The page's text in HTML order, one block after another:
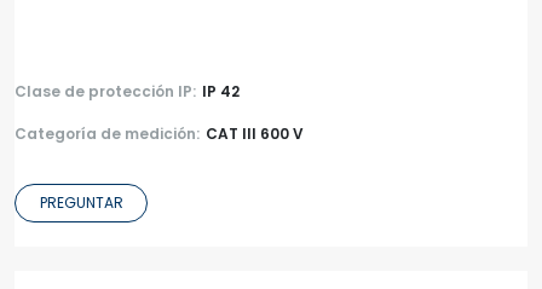
Clase de protección IP: IP 42
Categoría de medición: CAT III 600 V
PREGUNTAR